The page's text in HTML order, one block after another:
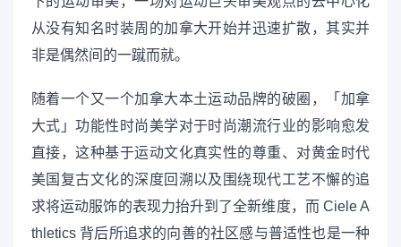
从没有知名时装周的加拿大开始并迅速扩散，其实并
非是偶然间的一蹴而就。
随着一个又一个加拿大本土运动品牌的破圈，「加拿
大式」功能性时尚美学对于时尚潮流行业的影响愈发
直接，这种基于运动文化真实性的尊重、对黄金时代
美国复古文化的深度回溯以及围绕现代工艺不懈的追
求将运动服饰的表现力抬升到了全新维度，而 Ciele A
thletics 背后所追求的向善的社区感与普适性也是一种